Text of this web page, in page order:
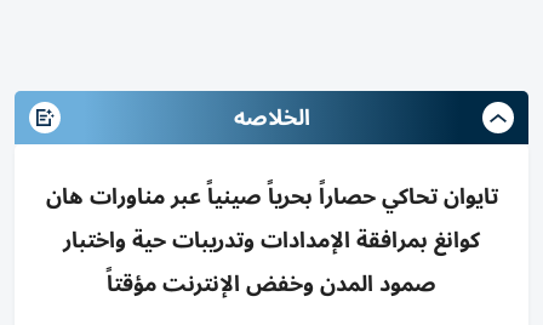
الخلاصه
تايوان تحاكي حصاراً بحرياً صينياً عبر مناورات هان
كوانغ بمرافقة الإمدادات وتدريبات حية واختبار
صمود المدن وخفض الإنترنت مؤقتاً